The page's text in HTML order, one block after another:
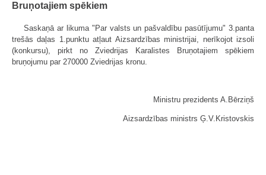
Bruņotajiem spēkiem
Saskaņā ar likuma "Par valsts un pašvaldību pasūtījumu" 3.panta
trešās daļas 1.punktu atļaut Aizsardzības ministrijai, nerīkojot izsoli
(konkursu), pirkt no Zviedrijas Karalistes Bruņotajiem spēkiem
bruņojumu par 270000 Zviedrijas kronu.
Ministru prezidents A.Bērziņš
Aizsardzības ministrs Ģ.V.Kristovskis